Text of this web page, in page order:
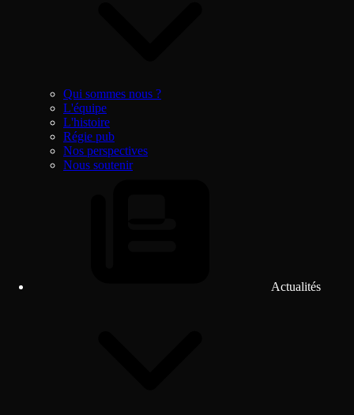
Qui sommes nous ?
L'équipe
L'histoire
Régie pub
Nos perspectives
Nous soutenir
Actualités